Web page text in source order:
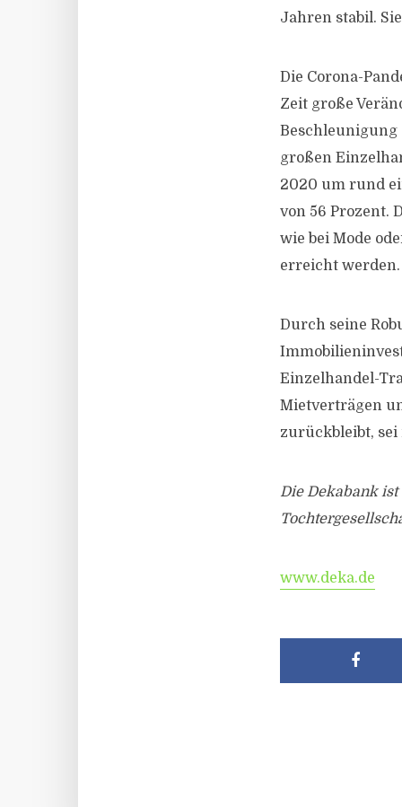
Jahren stabil.
Die Corona-
Zeit große
Beschleunigung
großen
2020 um rund
von 56 Prozent.
wie bei Mode
erreicht werden.
Durch seine
Einzelhandel-
Mietverträgen
zurückbleibt,
Die Dekabank
www.deka.de